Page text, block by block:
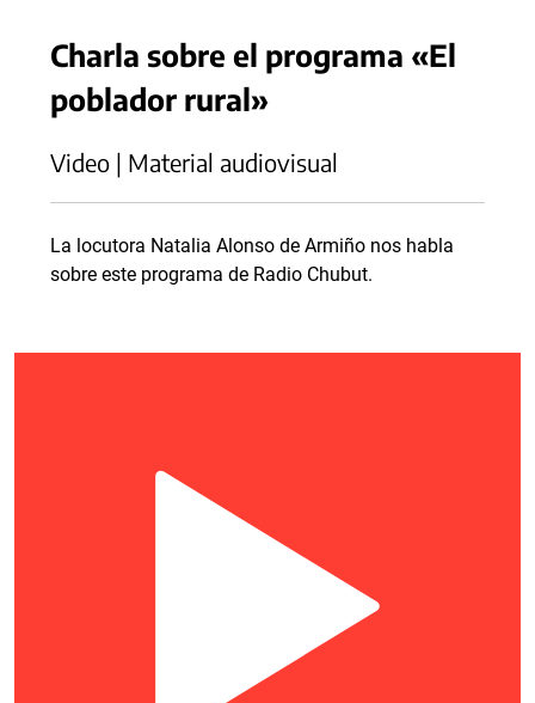
Charla sobre el programa «El
poblador rural»
Video | Material audiovisual
La locutora Natalia Alonso de Armiño nos habla
sobre este programa de Radio Chubut.